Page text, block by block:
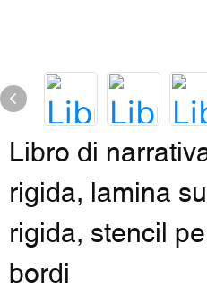
Libro di
rigida, lamina
rigida, stencil
bordi